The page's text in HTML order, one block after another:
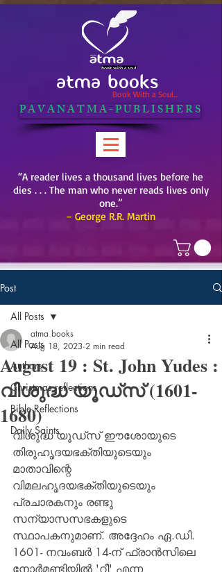
P A V A N A T M A - P U B L I S H E R S
“A reader lives a thousand lives before he
dies . . . The man who never reads lives only
one.”
– George R.R. Martin
ATMA BOOKS
Book With a Soul...
Post
All Posts
Authors
Christmas reflections
Bible Reflections
Daily Saints
All Posts
August 19 : St. John Yudes :
വിശുദ്ധ യൂഡ്‌സ് (1601-
1680)
atma books
Aug 18, 2023 2 min read
വിശുദ്ധ യൂഡ്‌സ് ഈശോയുടെ
തിരുഹൃദയഭക്തിയുടെയും
മാതാവിന്റെ
വിമലഹൃദയഭക്തിയുടെയും
പ്രചാരകനും രണ്ടു
സന്യാസസഭകളുടെ
സ്ഥാപകനുമാണ്. അദ്ദേഹം ഏ.ഡി.
1601- നവംബര്‍ 14-ന് ഫ്രാന്‍സിലെ